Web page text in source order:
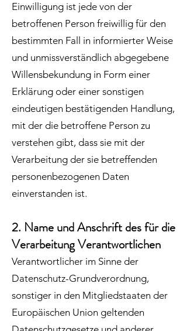
Einwilligung ist jede von der
betroffenen Person freiwillig für den
bestimmten Fall in informierter Weise
und unmissverständlich abgegebene
Willensbekundung in Form einer
Erklärung oder einer sonstigen
eindeutigen bestätigenden Handlung,
mit der die betroffene Person zu
verstehen gibt, dass sie mit der
Verarbeitung der sie betreffenden
personenbezogenen Daten
einverstanden ist.
2. Name und Anschrift des für die
Verarbeitung Verantwortlichen
Verantwortlicher im Sinne der
Datenschutz-Grundverordnung,
sonstiger in den Mitgliedstaaten der
Europäischen Union geltenden